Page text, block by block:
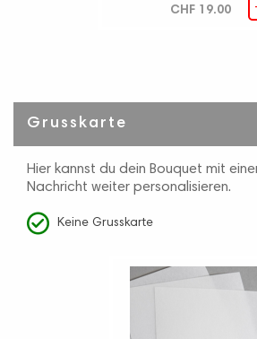
CHF 19.00
Grusskarte
Hier kannst du dein Bouquet mit
Nachricht weiter personalisieren.
Keine Grusskarte